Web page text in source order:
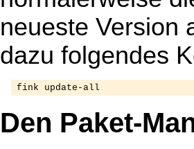
neueste Version
dazu folgendes
fink update-all
Den Paket-